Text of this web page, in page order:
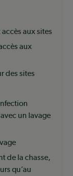
aux sites
aux
des sites
un lavage
de la chasse,
qu’au